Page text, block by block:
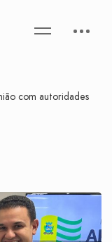
com autoridades